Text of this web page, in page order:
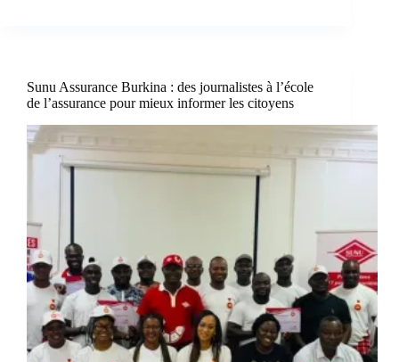
Sunu Assurance Burkina : des journalistes à l’école
de l’assurance pour mieux informer les citoyens